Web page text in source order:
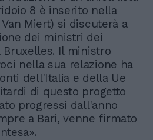
8 è inserito nella
Miert) si discuterà a
dei ministri dei
Il ministro
nella sua relazione ha
dell'Italia e della Ue
di questo progetto
progressi dall'anno
a Bari, venne firmato